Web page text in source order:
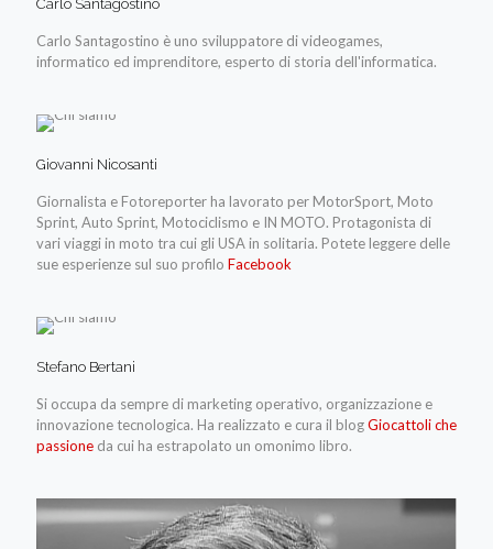
Carlo Santagostino
Carlo Santagostino è uno sviluppatore di videogames,
informatico ed imprenditore, esperto di storia dell'informatica.
Giovanni Nicosanti
Giornalista e Fotoreporter ha lavorato per MotorSport, Moto
Sprint, Auto Sprint, Motociclismo e IN MOTO. Protagonista di
vari viaggi in moto tra cui gli USA in solitaria. Potete leggere delle
sue esperienze sul suo profilo Facebook
Stefano Bertani
Si occupa da sempre di marketing operativo, organizzazione e
innovazione tecnologica. Ha realizzato e cura il blogGiocattoli che
passione da cui ha estrapolato un omonimo libro.